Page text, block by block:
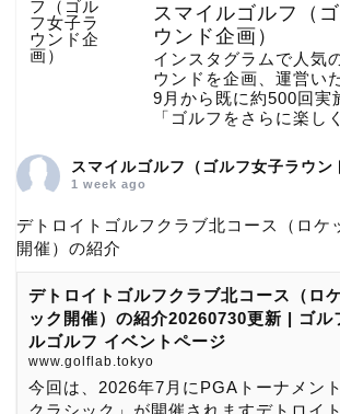
スマイルゴルフ（
ウンド企画）
インスタグラムで人気
ウンドを企画、運営い
9月から既に約500回実
「ゴルフをさらに楽し
スマイルゴルフ（ゴルフ女子ラウン
1 week ago
デトロイトゴルフクラブ北コース（ロケ
開催）の紹介
デトロイトゴルフクラブ北コース（ロ
ック開催）の紹介20260730更新 | ゴル
ルゴルフ イベントページ
www.golflab.tokyo
今回は、2026年7月にPGAトーナメン
クラシック」が開催されますデトロイ